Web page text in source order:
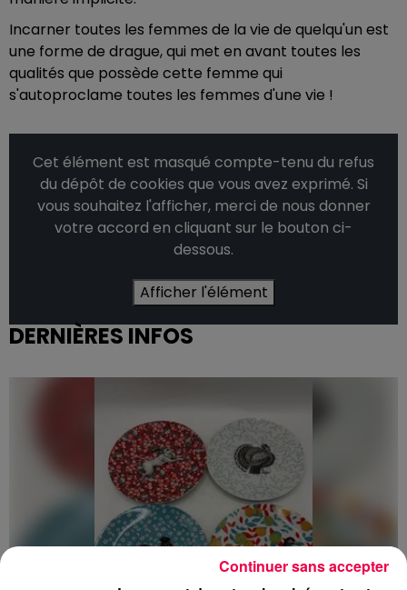
Incarner toutes les femmes de la vie de quelqu'un est
une forme de drague, qui met en avant toutes les
qualités que possède cette femme qui
s'autoproclame toutes les femmes d'une vie !
Cet élément est masqué compte-tenu du refus
du dépôt de cookies que vous avez exprimé. Si
vous souhaitez l'afficher, merci de nous donner
votre accord en cliquant sur le bouton ci-
dessous.
Afficher l'élément
DERNIÈRES INFOS
Continuer sans accepter